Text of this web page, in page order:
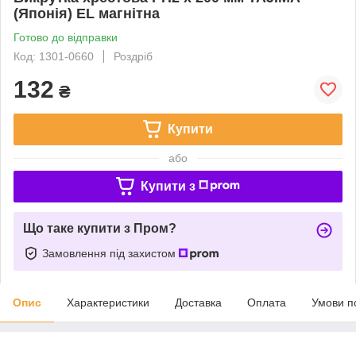
(Японія) EL магнітна
Готово до відправки
Код: 1301-0660
Роздріб
132 ₴
Купити
або
Купити з
Що таке купити з Пром?
Замовлення під захистом
Опис Характеристики Доставка Оплата Умови